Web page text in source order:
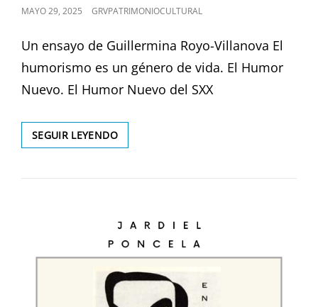
PUBLICADO
MAYO 29, 2025 GRVPATRIMONIOCULTURAL
Un ensayo de Guillermina Royo-Villanova El
humorismo es un género de vida. El Humor
Nuevo. El Humor Nuevo del SXX
SEGUIR LEYENDOEL
HUMORISMO
UN
VIDA
(V)